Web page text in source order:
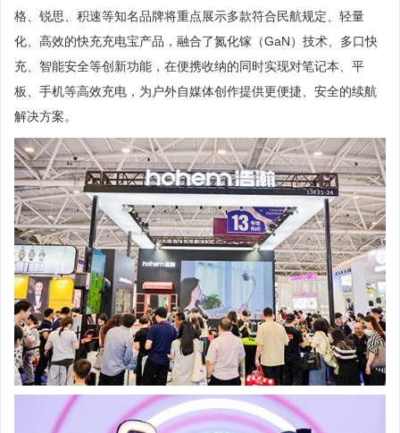
格、锐思、积速等知名品牌将重点展示多款符合民航规定、轻量
化、高效的快充充电宝产品，融合了氮化镓（GaN）技术、多口快
充、智能安全等创新功能，在便携收纳的同时实现对笔记本、平
板、手机等高效充电，为户外自媒体创作提供更便捷、安全的续航
解决方案。